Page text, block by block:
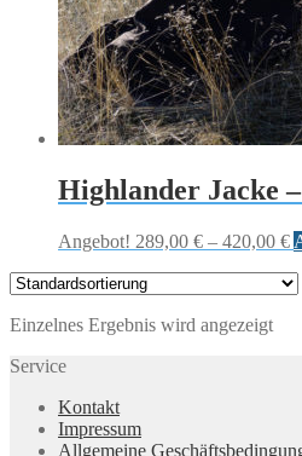
Highlander Jacke
Angebot! 289,00 € – 420,00 €
Einzelnes Ergebnis wird angezeigt
Service
Kontakt
Impressum
Allgemeine